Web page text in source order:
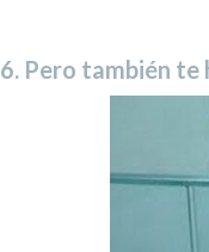
6. Pero también te